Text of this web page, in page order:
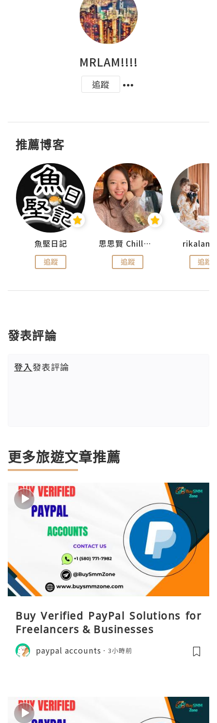
MRLAM!!!!
追蹤
推薦博客
魚堅日記
追蹤
思思賢 ChillMyBabe
追蹤 追蹤
發表評論
登入發表評論
更多旅遊文章推薦
Buy Verified PayPal Solutions for
Freelancers & Businesses
paypal accounts 3小時前